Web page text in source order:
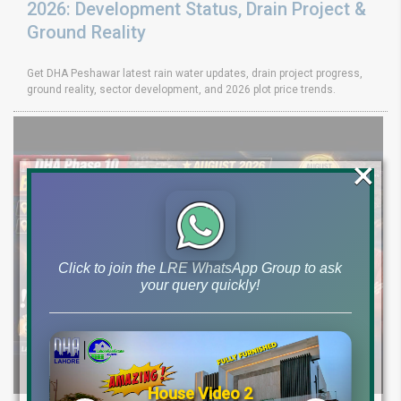
2026: Development Status, Drain Project &
Ground Reality
Get DHA Peshawar latest rain water updates, drain project progress,
ground reality, sector development, and 2026 plot price trends.
Click to join the LRE WhatsApp Group to ask
your query quickly!
House Video 2
×